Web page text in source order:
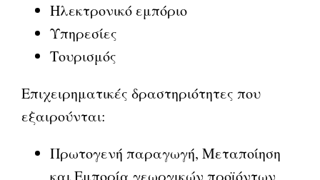
Ηλεκτρονικό εμπόριο
Υπηρεσίες
Τουρισμός
Επιχειρηματικές δραστηριότητες που
εξαιρούνται:
Πρωτογενή παραγωγή, Μεταποίηση
και Εμπορία γεωργικών προϊόντων